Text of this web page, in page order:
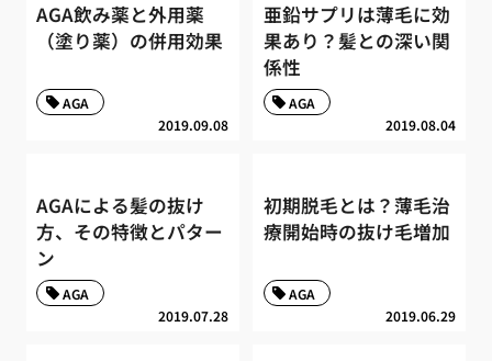
AGA飲み薬と外用薬
（塗り薬）の併用効果
2019.09.08
AGA
亜鉛サプリは薄毛に効
果あり？髪との深い関
係性
2019.08.04
AGA
AGAによる髪の抜け
方、その特徴とパター
ン
2019.07.28
AGA
初期脱毛とは？薄毛治
療開始時の抜け毛増加
2019.06.29
AGA